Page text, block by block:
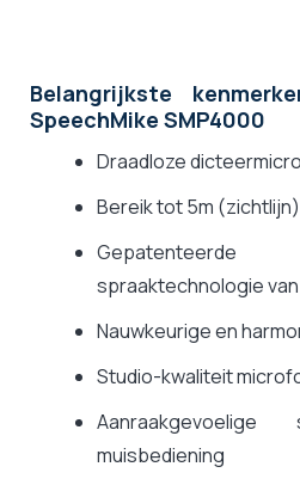
Belangrijkste
SpeechMike SMP4000
Draadloze
Bereik tot 5m (zichtlijn)
spraaktechnologie van
Nauwkeurige en
Studio-kwaliteit
muisbediening